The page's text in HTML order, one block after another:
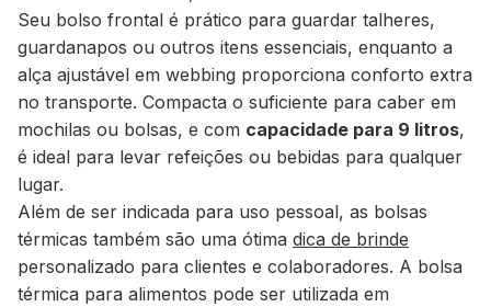
Seu bolso frontal é prático para guardar talheres,
guardanapos ou outros itens essenciais, enquanto a
alça ajustável em webbing proporciona conforto extra
no transporte. Compacta o suficiente para caber em
mochilas ou bolsas, e com capacidade para 9 litros,
é ideal para levar refeições ou bebidas para qualquer
lugar.
Além de ser indicada para uso pessoal, as bolsas
térmicas também são uma ótima dica de brinde
personalizado para clientes e colaboradores. A bolsa
térmica para alimentos pode ser utilizada em